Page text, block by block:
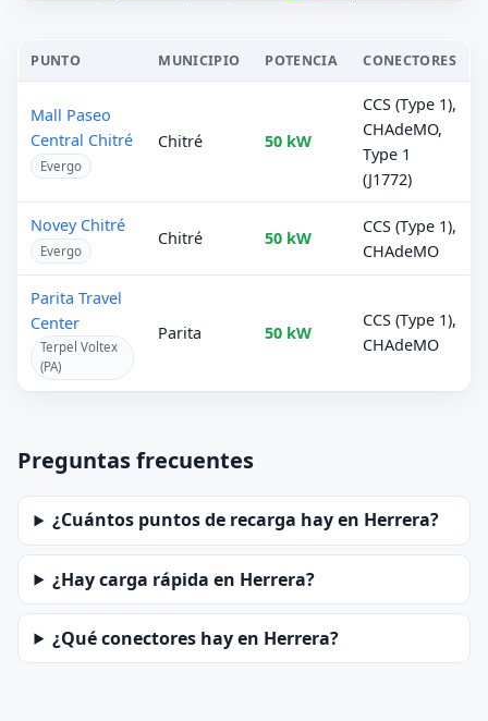
PUNTO MUNICIPIO POTENCIA CONECTORES
Mall Paseo
Central Chitré
Evergo
Chitré 50 kW
CCS (Type 1),
CHAdeMO,
Type 1
(J1772)
Novey Chitré
Evergo
Chitré 50 kW
CCS (Type 1),
CHAdeMO
Parita Travel
Center
Terpel Voltex
(PA)
Parita 50 kW
CCS (Type 1),
CHAdeMO
Preguntas frecuentes
¿Cuántos puntos de recarga hay en Herrera?
¿Hay carga rápida en Herrera?
¿Qué conectores hay en Herrera?